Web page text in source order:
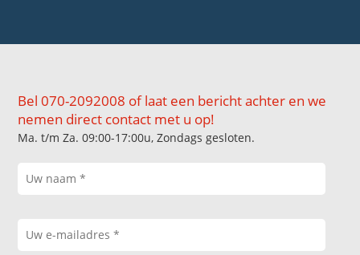
Bel 070-2092008 of laat een bericht achter en we
nemen direct contact met u op!
Ma. t/m Za. 09:00-17:00u, Zondags gesloten.